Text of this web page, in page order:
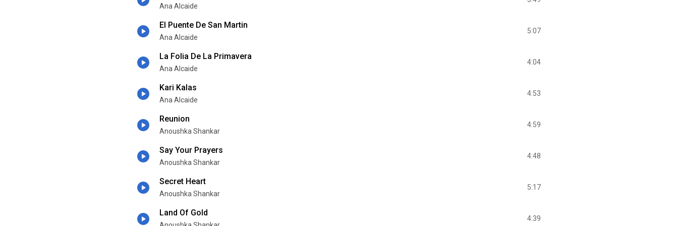
Ana Alcaide
El Puente De San Martin
Ana Alcaide
5:07
La Folia De La Primavera
Ana Alcaide
4:04
Kari Kalas
Ana Alcaide
4:53
Reunion
Anoushka Shankar
4:59
Say Your Prayers
Anoushka Shankar
4:48
Secret Heart
Anoushka Shankar
5:17
Land Of Gold
4:39